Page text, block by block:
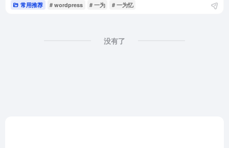
常用推荐 # wordpress # 一为 # 一为忆
没有了